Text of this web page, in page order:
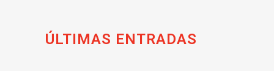
ÚLTIMAS ENTRADAS